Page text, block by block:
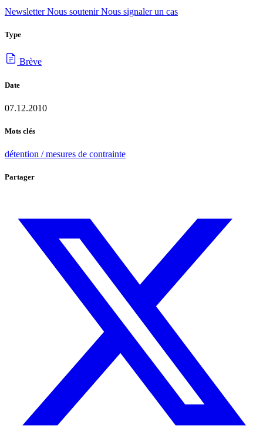
NewsletterNous soutenirNous signaler un cas
Type
Brève
Date
07.12.2010
Mots clés
détention / mesures de contrainte
Partager